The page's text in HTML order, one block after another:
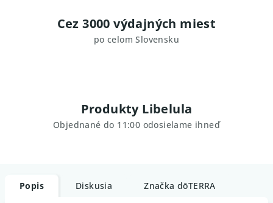
Cez 3000 výdajných miest
po celom Slovensku
Produkty Libelula
Objednané do 11:00 odosielame ihneď
Popis Diskusia Značka dōTERRA